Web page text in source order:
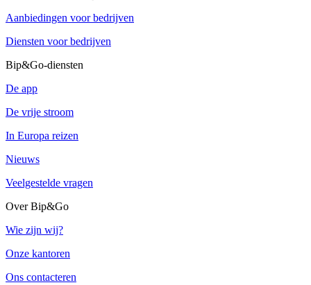
Aanbiedingen voor bedrijven
Diensten voor bedrijven
Bip&Go-diensten
De app
De vrije stroom
In Europa reizen
Nieuws
Veelgestelde vragen
Over Bip&Go
Wie zijn wij?
Onze kantoren
Ons contacteren